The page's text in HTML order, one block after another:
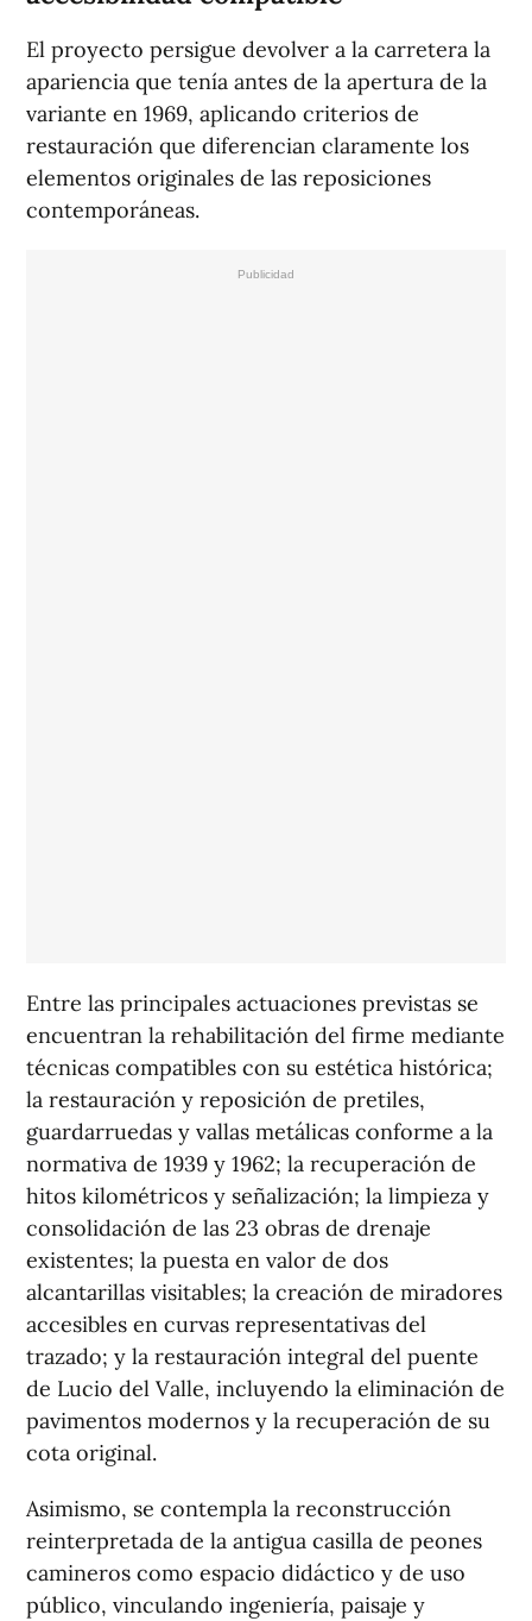
El proyecto persigue devolver a la carretera la
apariencia que tenía antes de la apertura de la
variante en 1969, aplicando criterios de
restauración que diferencian claramente los
elementos originales de las reposiciones
contemporáneas.
Entre las principales actuaciones previstas se
encuentran la rehabilitación del firme mediante
técnicas compatibles con su estética histórica;
la restauración y reposición de pretiles,
guardarruedas y vallas metálicas conforme a la
normativa de 1939 y 1962; la recuperación de
hitos kilométricos y señalización; la limpieza y
consolidación de las 23 obras de drenaje
existentes; la puesta en valor de dos
alcantarillas visitables; la creación de miradores
accesibles en curvas representativas del
trazado; y la restauración integral del puente
de Lucio del Valle, incluyendo la eliminación de
pavimentos modernos y la recuperación de su
cota original.
Asimismo, se contempla la reconstrucción
reinterpretada de la antigua casilla de peones
camineros como espacio didáctico y de uso
público, vinculando ingeniería, paisaje y